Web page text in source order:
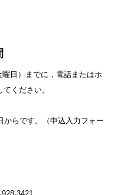
日）までに，電話またはホ
ください。
からです。（申込入力フォー